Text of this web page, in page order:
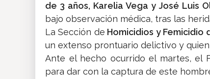
de 3 años, Karelia Vega y José Luis
bajo observación médica, tras las
La Sección de Homicidios y Femicidio
un extenso prontuario delictivo y
Ante el hecho ocurrido el martes, el
para dar con la captura de este